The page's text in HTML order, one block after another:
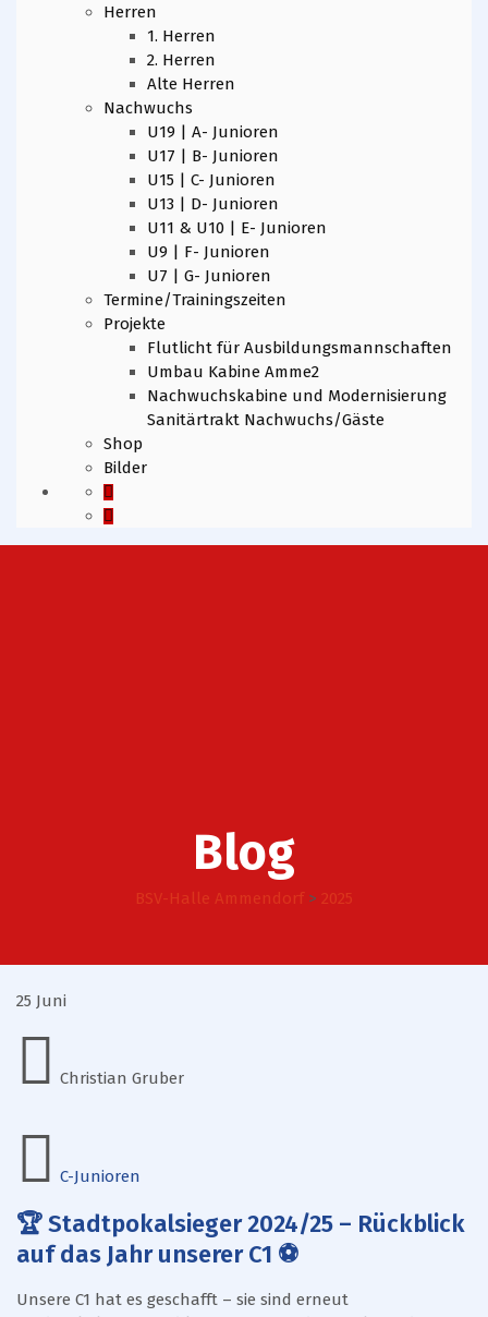
Herren
1. Herren
2. Herren
Alte Herren
Nachwuchs
U19 | A- Junioren
U17 | B- Junioren
U15 | C- Junioren
U13 | D- Junioren
U11 & U10 | E- Junioren
U9 | F- Junioren
U7 | G- Junioren
Termine/Trainingszeiten
Projekte
Flutlicht für Ausbildungsmannschaften
Umbau Kabine Amme2
Nachwuchskabine und Modernisierung
Sanitärtrakt Nachwuchs/Gäste
Shop
Bilder
Blog
BSV-Halle Ammendorf > 2025
25 Juni
Christian Gruber
C-Junioren
🏆 Stadtpokalsieger 2024/25 – Rückblick
auf das Jahr unserer C1 ⚽
Unsere C1 hat es geschafft – sie sind erneut